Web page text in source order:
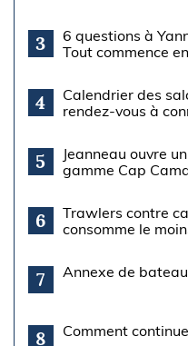
3
6 questions à
Tout commence
4
Calendrier des
rendez-vous à
5
Jeanneau ouvre
gamme Cap
6
Trawlers contre
consomme le
7 Annexe de
8 Comment